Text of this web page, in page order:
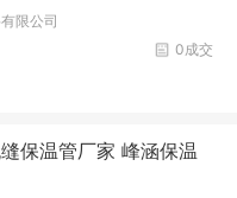
限公司
0成交
保温管厂家 峰涵保温